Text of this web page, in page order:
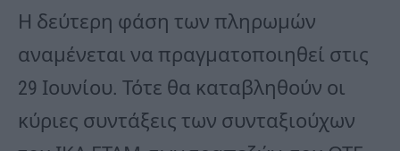
Η δεύτερη φάση των πληρωμών
αναμένεται να πραγματοποιηθεί στις
29 Ιουνίου. Τότε θα καταβληθούν οι
κύριες συντάξεις των συνταξιούχων